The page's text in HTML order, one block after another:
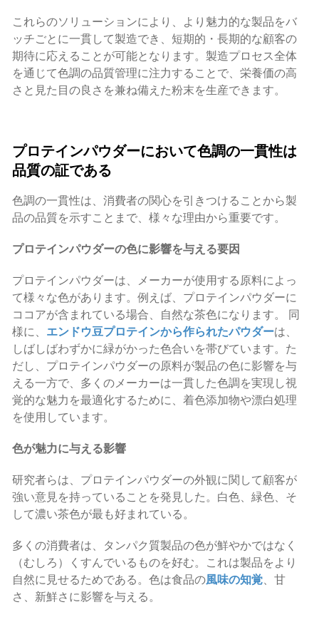
これらのソリューションにより、より魅力的な製品をバ
ッチごとに一貫して製造でき、短期的・長期的な顧客の
期待に応えることが可能となります。製造プロセス全体
を通じて色調の品質管理に注力することで、栄養価の高
さと見た目の良さを兼ね備えた粉末を生産できます。
プロテインパウダーにおいて色調の一貫性は
品質の証である
色調の一貫性は、消費者の関心を引きつけることから製
品の品質を示すことまで、様々な理由から重要です。
プロテインパウダーの色に影響を与える要因
プロテインパウダーは、メーカーが使用する原料によっ
て様々な色があります。例えば、プロテインパウダーに
ココアが含まれている場合、自然な茶色になります。 同
様に、 エンドウ豆プロテインから作られたパウダーは、
しばしばわずかに緑がかった色合いを帯びています。た
だし、プロテインパウダーの原料が製品の色に影響を与
える一方で、多くのメーカーは一貫した色調を実現し視
覚的な魅力を最適化するために、着色添加物や漂白処理
を使用しています。
色が魅力に与える影響
研究者らは、プロテインパウダーの外観に関して顧客が
強い意見を持っていることを発見した。白色、緑色、そ
して濃い茶色が最も好まれている。
多くの消費者は、タンパク質製品の色が鮮やかではなく
（むしろ）くすんでいるものを好む。これは製品をより
自然に見せるためである。色は食品の風味の知覚、甘
さ、新鮮さに影響を与える。